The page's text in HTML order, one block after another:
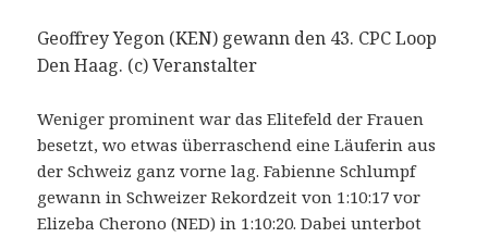
Geoffrey Yegon (KEN) gewann den 43. CPC Loop
Den Haag. (c) Veranstalter
Weniger prominent war das Elitefeld der Frauen
besetzt, wo etwas überraschend eine Läuferin aus
der Schweiz ganz vorne lag. Fabienne Schlumpf
gewann in Schweizer Rekordzeit von 1:10:17 vor
Elizeba Cherono (NED) in 1:10:20. Dabei unterbot